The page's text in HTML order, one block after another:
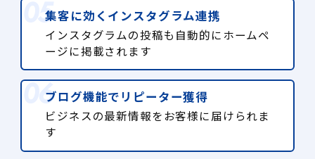
集客に効くインスタグラム連携
インスタグラムの投稿も自動的にホームペ
ージに掲載されます
ブログ機能でリピーター獲得
ビジネスの最新情報をお客様に届けられま
す